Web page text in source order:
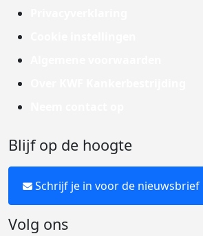
Blijf op de hoogte
Schrijf je in voor de nieuwsbrief
Volg ons